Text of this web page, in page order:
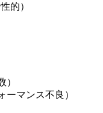
的）
）
ーマンス不良）